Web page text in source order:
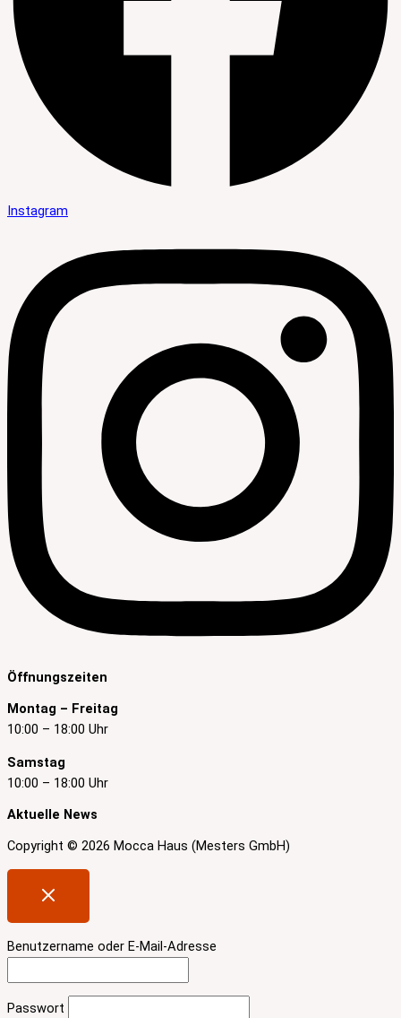
Instagram
Öffnungszeiten
Montag – Freitag
10:00 – 18:00 Uhr
Samstag
10:00 – 18:00 Uhr
Aktuelle News
Copyright © 2026 Mocca Haus (Mesters GmbH)
Benutzername oder E-Mail-Adresse
Passwort